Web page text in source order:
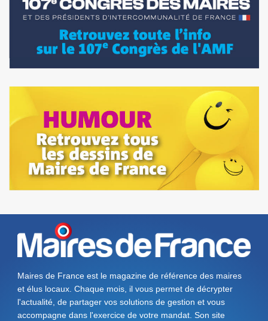
Maires de France est le magazine de référence des maires
et élus locaux. Chaque mois, il vous permet de décrypter
l'actualité, de partager vos solutions de gestion et vous
accompagne dans l'exercice de votre mandat. Son site